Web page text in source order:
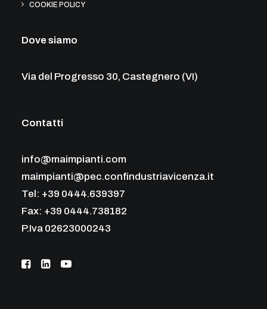
COOKIE POLICY
Dove siamo
Via del Progresso 30, Castegnero (VI)
Contatti
info@maimpianti.com
maimpianti@pec.confindustriavicenza.it
Tel: +39 0444.639397
Fax: +39 0444.738182
P.Iva 02623000243